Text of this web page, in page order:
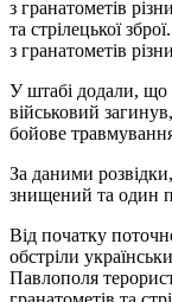
з гранатометів
та стрілецької
з гранатометів
У штабі додали, що
військовий
бойове
За даними
знищений та один
Від початку
обстріли
Павлополя